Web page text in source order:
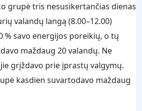
grupė tris nesusikertančias dienas
valandų langą (8.00–12.00)
% savo energijos poreikių, o tų
maždaug 20 valandų. Ne
grįždavo prie įprastų valgymų.
kasdien suvartodavo maždaug